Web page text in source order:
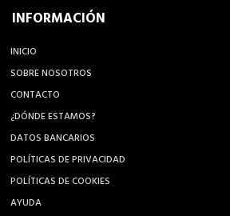
INFORMACIÓN
INICIO
SOBRE NOSOTROS
CONTACTO
¿DÓNDE ESTAMOS?
DATOS BANCARIOS
POLÍTICAS DE PRIVACIDAD
POLÍTICAS DE COOKIES
AYUDA